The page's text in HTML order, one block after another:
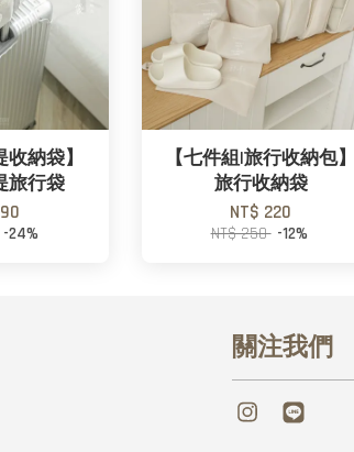
收納袋】
旅行袋
-24%
【七件組|旅行收納包】
旅行收納袋
NT$ 220
NT$ 250 -12%
關注我們
Instagram